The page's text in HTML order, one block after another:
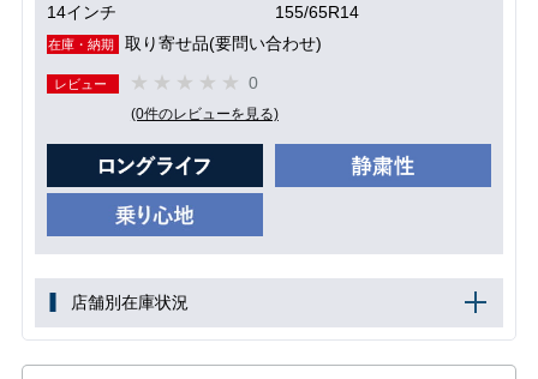
14インチ 155/65R14
在庫・納期 取り寄せ品(要問い合わせ)
レビュー 0
(0件のレビューを見る)
店舗別在庫状況